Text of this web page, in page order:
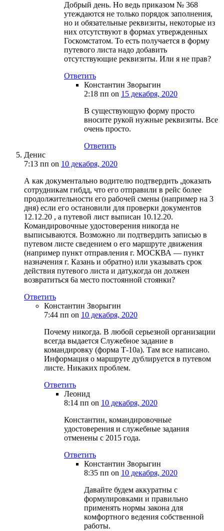
Добрый день. Но ведь приказом № 368
утеждаются не только порядок заполнения,
но и обязательные реквизиты, некоторые из
них отсутствуют в формах утвержденных
Госкомстатом. То есть получается в форму
путевого листа надо добавить
отсутствующие реквизиты. Или я не прав?
Ответить
Константин Зворыгин
2:18 пп on 15 декабря, 2020
В существующую форму просто
вносите рукой нужные реквизиты. Все
очень просто.
Ответить
Денис
7:13 пп on 10 декабря, 2020
А как документально водителю подтвердить ,доказать
сотрудникам гибдд, что его отправили в рейс более
продолжительности его рабочей смены (например на 3
дня) если его остановили для проверки документов
12.12.20 , а путевой лист выписан 10.12.20.
Командировочные удостоверения никогда не
выписываются. Возможно ли подтвердить записью в
путевом листе сведением о его маршруте движения
(например пункт отправления г. МОСКВА — пункт
назначения г. Казань и обратно) или указывать срок
действия путевого листа и дату,когда он должен
возвратиться 6а место постоянной стоянки?
Ответить
Константин Зворыгин
7:44 пп on 10 декабря, 2020
Почему никогда. В любой серьезной организации
всегда выдается Служебное задание в
командировку (форма Т-10а). Там все написано.
Информация о маршруте дублируется в путевом
листе. Никаких проблем.
Ответить
Леонид
8:14 пп on 10 декабря, 2020
Константин, командировочные
удостоверения и служебные задания
отменены с 2015 года.
Ответить
Константин Зворыгин
8:35 пп on 10 декабря, 2020
Давайте будем аккуратны с
формулировками и правильно
применять нормы закона для
комфортного ведения собственной
работы.